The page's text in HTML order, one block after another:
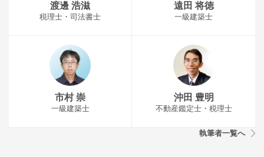
渡邊 浩滋
税理士・司法書士
遠田 将徳
一級建築士
市村 崇
一級建築士
沖田 豊明
不動産鑑定士・税理士
執筆者一覧へ